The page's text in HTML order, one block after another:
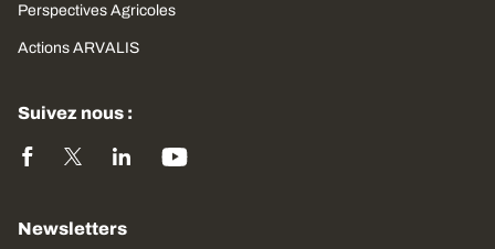
Perspectives Agricoles
Actions ARVALIS
Suivez nous :
Newsletters